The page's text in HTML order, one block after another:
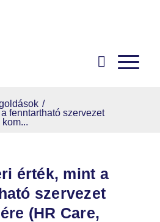
/
fenntartható szervezet
érték, mint a
szervezet
(HR Care,